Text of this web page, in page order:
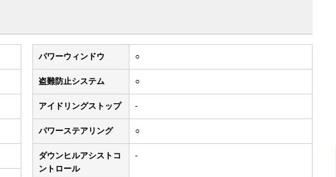
パワーウィンドウ ○
盗難防止システム ○
アイドリングストップ -
パワーステアリング ○
ダウンヒルアシストコ
ントロール
-